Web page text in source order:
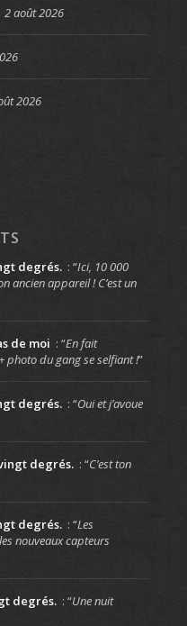
2 août 2026
2026
degrés. : “Ici, 10 000
ancien appareil ! C’est un
de moi : “En fait
photo du gang se selfiant !”
degrés. : “Oui et j’avoue
degrés. : “C’est ton
degrés. : “Les
nouveaux capteurs
degrés. : “Une nuit